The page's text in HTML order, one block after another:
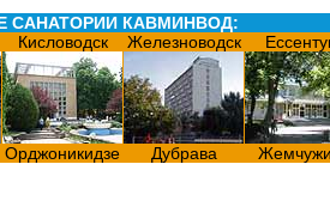
САНАТОРИИ КАВМИНВОД:
Кисловодск Железноводск
Орджоникидзе Дубрава